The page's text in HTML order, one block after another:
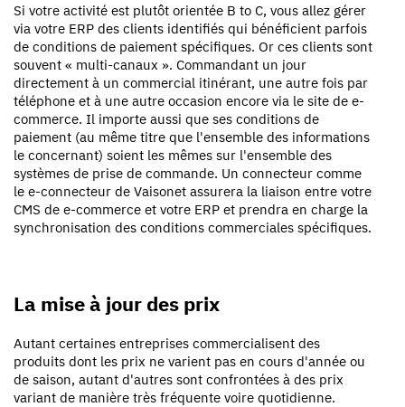
Si votre activité est plutôt orientée B to C, vous allez gérer
via votre ERP des clients identifiés qui bénéficient parfois
de conditions de paiement spécifiques. Or ces clients sont
souvent « multi-canaux ». Commandant un jour
directement à un commercial itinérant, une autre fois par
téléphone et à une autre occasion encore via le site de e-
commerce. Il importe aussi que ses conditions de
paiement (au même titre que l'ensemble des informations
le concernant) soient les mêmes sur l'ensemble des
systèmes de prise de commande. Un connecteur comme
le e-connecteur de Vaisonet assurera la liaison entre votre
CMS de e-commerce et votre ERP et prendra en charge la
synchronisation des conditions commerciales spécifiques.
La mise à jour des prix
Autant certaines entreprises commercialisent des
produits dont les prix ne varient pas en cours d'année ou
de saison, autant d'autres sont confrontées à des prix
variant de manière très fréquente voire quotidienne.